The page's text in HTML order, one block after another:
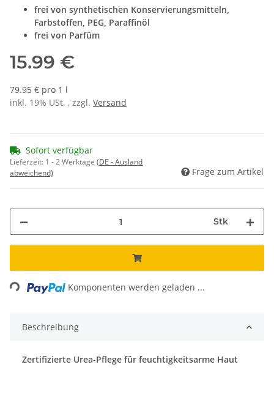
frei von synthetischen Konservierungsmitteln,
Farbstoffen, PEG, Paraffinöl
frei von Parfüm
15.99 €
79.95 € pro 1 l
inkl. 19% USt. , zzgl. Versand
Sofort verfügbar
Lieferzeit: 1 - 2 Werktage (DE - Ausland
abweichend)
Frage zum Artikel
Stk
Komponenten werden geladen ...
Beschreibung
Zertifizierte Urea-Pflege für feuchtigkeitsarme Haut